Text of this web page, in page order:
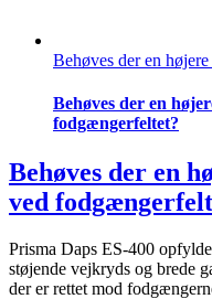
Behøves der en
Behøves der en
fodgængerfeltet?
Behøves der en
ved
Prisma Daps ES-400
støjende vejkryds og brede
der er rettet mod